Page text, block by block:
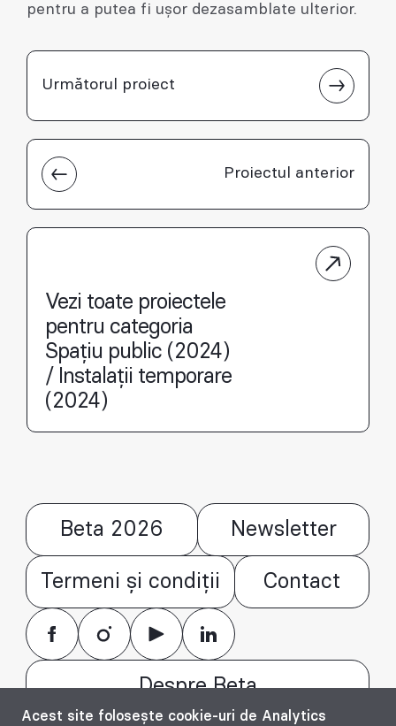
pentru a putea fi ușor dezasamblate ulterior.
Proiectul anterior
Următorul proiect
Vezi toate proiectele
pentru categoria
Spațiu public (2024)
/ Instalații temporare
(2024)
Acest site folosește cookie-uri de Analytics
Beta 2026 Newsletter
Termeni și condiții Contact
Despre Beta